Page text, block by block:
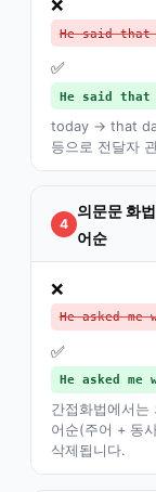
❌
He said that
✅
He said that
today → that
등으로 전달자
4
의문문 화
어순
❌
He asked
✅
He asked
간접화법에서
어순(주어 + 동
삭제됩니다.